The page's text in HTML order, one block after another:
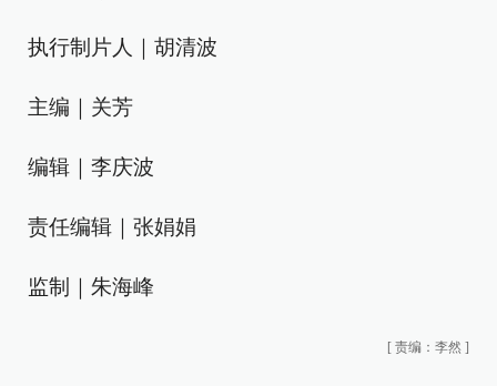
执行制片人｜胡清波
主编｜关芳
编辑｜李庆波
责任编辑｜张娟娟
监制｜朱海峰
[ 责编：李然 ]